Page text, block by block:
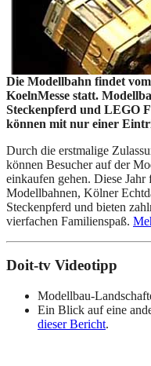
Die Modellbahn findet
KoelnMesse statt.
Steckenpferd und LEGO
können mit nur einer
Durch die erstmalige
können Besucher auf der
einkaufen gehen. Diese
Modellbahnen, Kölner
Steckenpferd und bieten
vierfachen Familienspaß.
Doit-tv Videotipp
Modellbau-
Ein Blick auf eine
dieser Bericht.